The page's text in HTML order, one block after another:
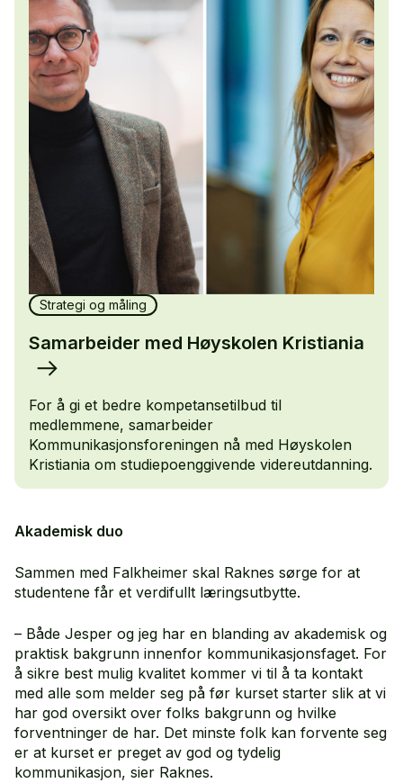
Strategi og måling
Samarbeider med Høyskolen Kristiania
For å gi et bedre kompetansetilbud til
medlemmene, samarbeider
Kommunikasjonsforeningen nå med Høyskolen
Kristiania om studiepoenggivende videreutdanning.
Akademisk duo
Sammen med Falkheimer skal Raknes sørge for at
studentene får et verdifullt læringsutbytte.
– Både Jesper og jeg har en blanding av akademisk og
praktisk bakgrunn innenfor kommunikasjonsfaget. For
å sikre best mulig kvalitet kommer vi til å ta kontakt
med alle som melder seg på før kurset starter slik at vi
har god oversikt over folks bakgrunn og hvilke
forventninger de har. Det minste folk kan forvente seg
er at kurset er preget av god og tydelig
kommunikasjon, sier Raknes.